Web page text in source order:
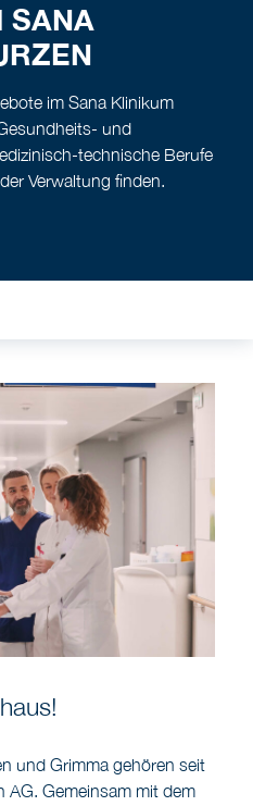
SANA
im Sana Klinikum
und
technische Berufe
Verwaltung finden.
und Grimma gehören seit
AG. Gemeinsam mit dem